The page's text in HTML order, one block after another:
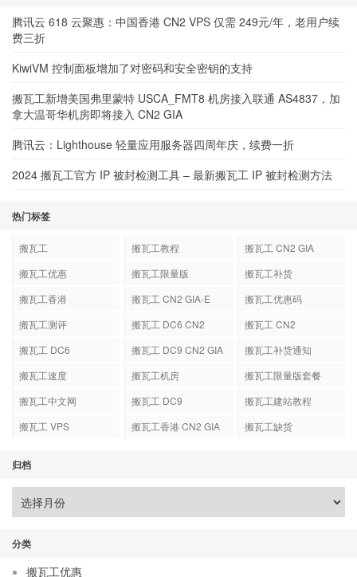
腾讯云 618 云聚惠：中国香港 CN2 VPS 仅需 249元/年，老用户续
费三折
KiwiVM 控制面板增加了对密码和安全密钥的支持
搬瓦工新增美国弗里蒙特 USCA_FMT8 机房接入联通 AS4837，加
拿大温哥华机房即将接入 CN2 GIA
腾讯云：Lighthouse 轻量应用服务器四周年庆，续费一折
2024 搬瓦工官方 IP 被封检测工具 – 最新搬瓦工 IP 被封检测方法
热门标签
搬瓦工 搬瓦工教程
搬瓦工 CN2 GIA
搬瓦工优惠
搬瓦工限量版
搬瓦工补货
搬瓦工香港
搬瓦工 CN2 GIA-E
搬瓦工优惠码
搬瓦工测评
搬瓦工 DC6 CN2
搬瓦工 CN2
搬瓦工 DC6
搬瓦工 DC9 CN2 GIA
搬瓦工补货通知
搬瓦工速度
搬瓦工机房
搬瓦工限量版套餐
搬瓦工中文网
搬瓦工 DC9
搬瓦工建站教程
搬瓦工 VPS
搬瓦工香港 CN2 GIA 搬瓦工缺货
归档
分类
搬瓦工优惠